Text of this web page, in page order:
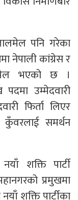
पनि गरेका
नेपाली कांग्रेस र
भएको छ ।
उम्मेदवारी
फिर्ता लिएर
कुँवरलाई समर्थन
शक्ति पार्टी
प्रमुखमा
शक्ति पार्टीका